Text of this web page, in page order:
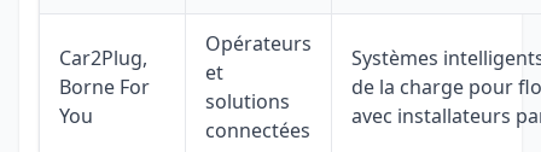
Car2Plug,
Borne For
You
Opérateurs
et
solutions
connectées
Systèmes
de la charge pour
avec installateurs